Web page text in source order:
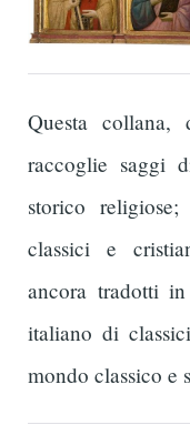
Questa
raccoglie saggi
storico
classici e
ancora tradotti
italiano di
mondo classico e